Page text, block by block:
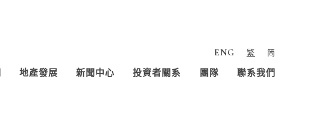
ENG 繁 简
地產發展 新聞中心 投資者關系 團隊 聯系我們